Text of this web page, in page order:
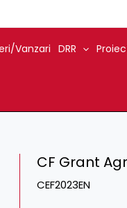
Vanzari DRR
CF Grant
CEF2023EN